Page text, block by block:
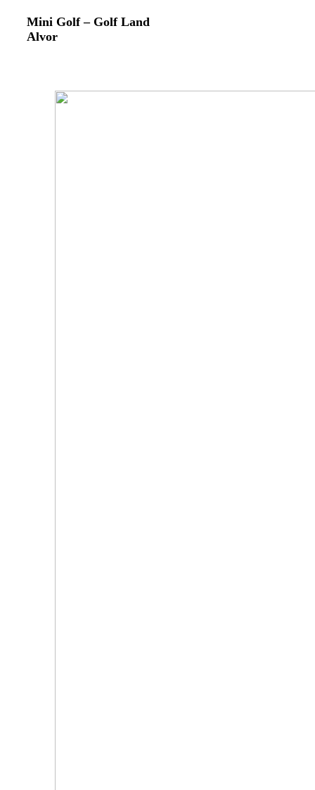
Mini Golf – Golf Land
Alvor